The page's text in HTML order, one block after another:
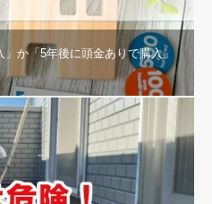
か「5年後に頭金ありで購入」